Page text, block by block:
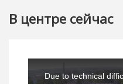
В центре сейчас